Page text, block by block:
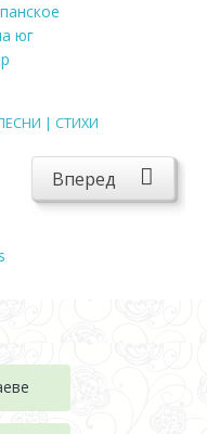
юг
| СТИХИ
Вперед